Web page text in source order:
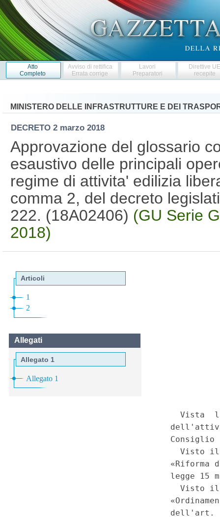
Atto
Completo
Avviso di rettifica
Errata corrige
Lavori
Preparatori
Direttive
recepite
MINISTERO DELLE INFRASTRUTTURE E DEI
DECRETO 2 marzo 2018
Approvazione del glossario
esaustivo delle principali
regime di attivita' edilizia
comma 2, del decreto
222. (18A02406) (GU Serie
2018)